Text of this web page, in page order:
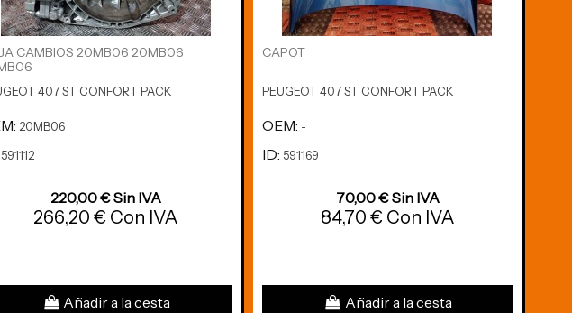
CAMBIOS 20MB06 20MB06
407 ST CONFORT PACK
20MB06
591112
220,00 € Sin IVA
266,20 € Con IVA
Añadir a la cesta
CAPOT
PEUGEOT 407 ST CONFORT PACK
OEM: -
ID: 591169
70,00 € Sin IVA
84,70 € Con IVA
Añadir a la cesta